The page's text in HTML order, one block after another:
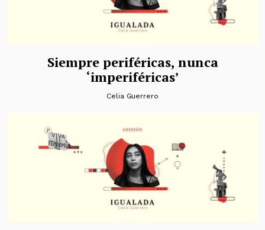
Siempre periféricas, nunca
‘imperiféricas’
Celia Guerrero